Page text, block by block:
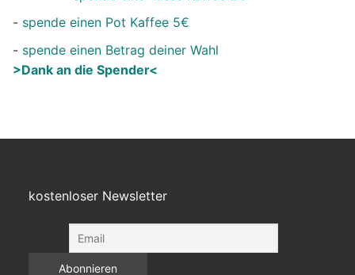
- spende einen Pot Kaffee 5€
- spende einen Betrag deiner Wahl
>Dank an die Spender<
kostenloser Newsletter